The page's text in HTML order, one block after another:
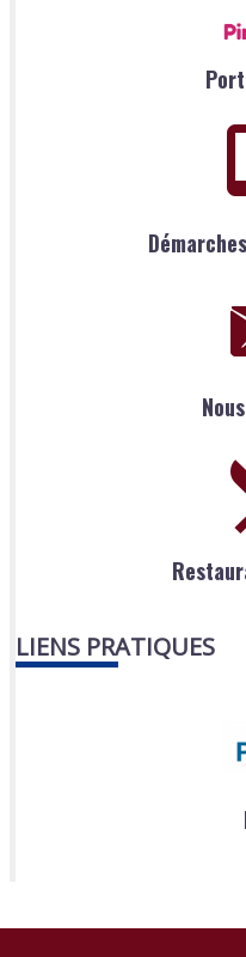
LIENS PRATIQUES